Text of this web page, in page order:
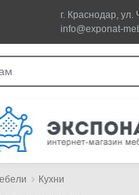
г. Краснодар, ул.
info@exponat-
Кухни